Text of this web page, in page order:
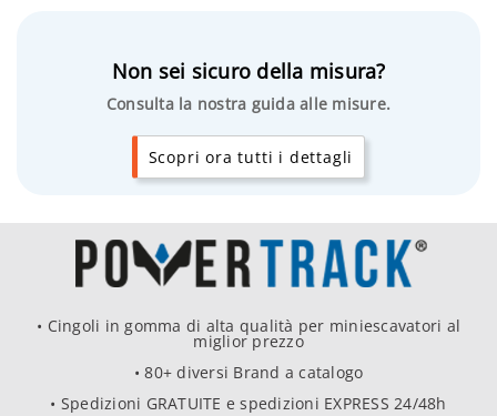
Non sei sicuro della misura?
Consulta la nostra guida alle misure.
Scopri ora tutti i dettagli
• Cingoli in gomma di alta qualità per miniescavatori al
miglior prezzo
• 80+ diversi Brand a catalogo
• Spedizioni GRATUITE e spedizioni EXPRESS 24/48h